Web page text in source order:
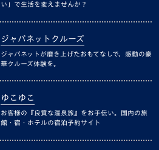
い」で生活を変えませんか？
ジャパネットクルーズ
ジャパネットが磨き上げたおもてなしで、感動の豪
華クルーズ体験を。
ゆこゆこ
お客様の『良質な温泉旅』をお手伝い。国内の旅
館・宿・ホテルの宿泊予約サイト